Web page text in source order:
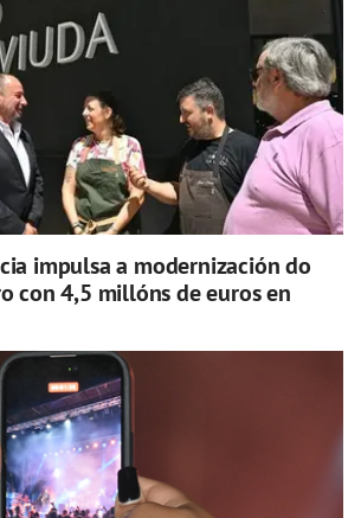
impulsa a modernización do
con 4,5 millóns de euros en